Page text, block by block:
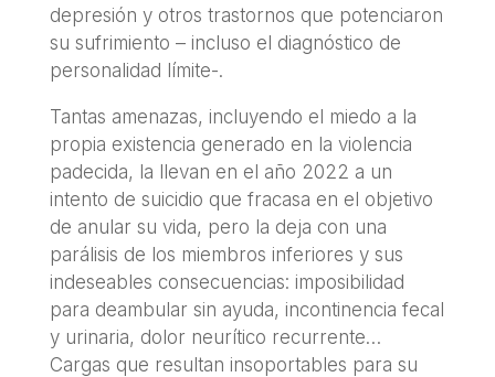
depresión y otros trastornos que potenciaron
su sufrimiento – incluso el diagnóstico de
personalidad límite-.
Tantas amenazas, incluyendo el miedo a la
propia existencia generado en la violencia
padecida, la llevan en el año 2022 a un
intento de suicidio que fracasa en el objetivo
de anular su vida, pero la deja con una
parálisis de los miembros inferiores y sus
indeseables consecuencias: imposibilidad
para deambular sin ayuda, incontinencia fecal
y urinaria, dolor neurítico recurrente…
Cargas que resultan insoportables para su